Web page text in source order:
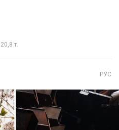
20,8 т.
РУС